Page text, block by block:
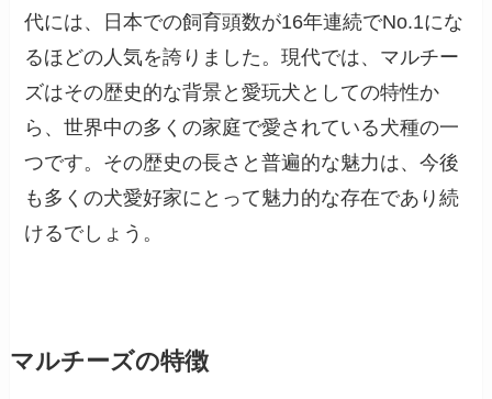
代には、日本での飼育頭数が16年連続でNo.1にな
るほどの人気を誇りました。現代では、マルチー
ズはその歴史的な背景と愛玩犬としての特性か
ら、世界中の多くの家庭で愛されている犬種の一
つです。その歴史の長さと普遍的な魅力は、今後
も多くの犬愛好家にとって魅力的な存在であり続
けるでしょう。
マルチーズの特徴